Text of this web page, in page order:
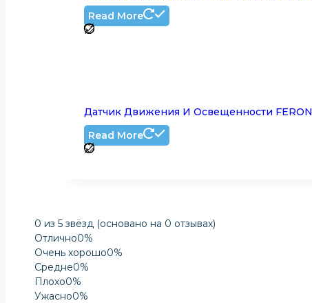
Read More
Датчик Движения И Освещенности
Read More
0 из 5 звёзд (основано на 0 отзывах)
Отлично0%
Очень хорошо0%
Средне0%
Плохо0%
Ужасно0%